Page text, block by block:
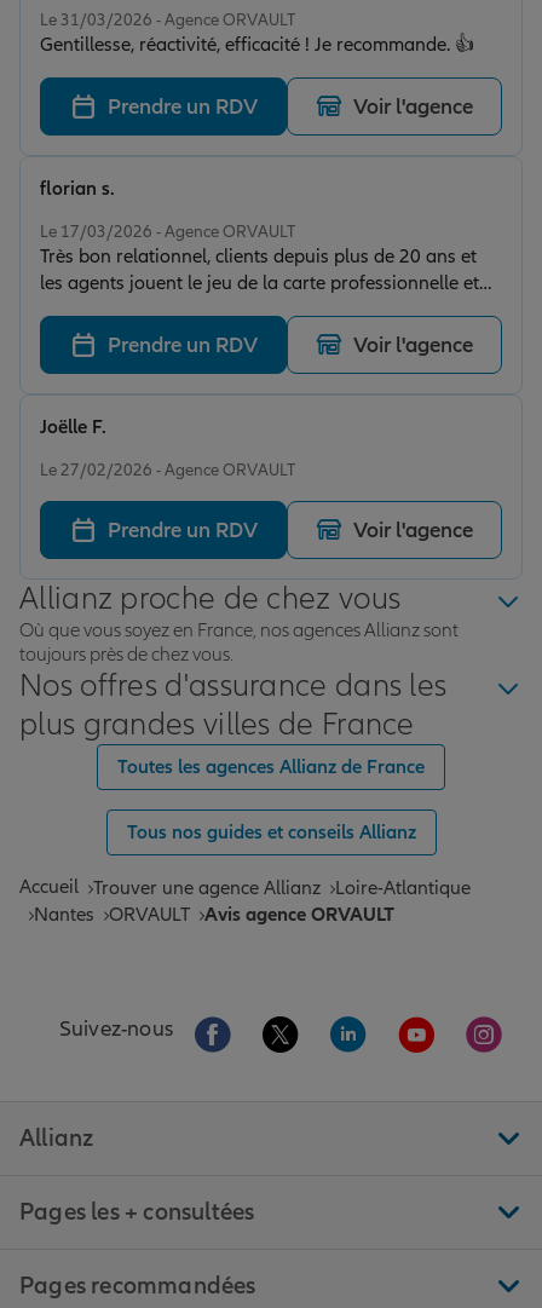
Le 31/03/2026 - Agence ORVAULT
Gentillesse, réactivité, efficacité ! Je recommande. 👍
Prendre un RDV Voir l'agence
Le 17/03/2026 - Agence ORVAULT
Très bon relationnel, clients depuis plus de 20 ans et
les agents jouent le jeu de la carte professionnelle et
de l’honnêteté, pas envie de changer pour le moment
florian s.
Prendre un RDV Voir l'agence
Le 27/02/2026 - Agence ORVAULT
Joëlle F.
Prendre un RDV Voir l'agence
Allianz proche de chez vous
Où que vous soyez en France, nos agences Allianz sont
toujours près de chez vous.
Nos offres d'assurance dans les
plus grandes villes de France
Toutes les agences Allianz de France
Tous nos guides et conseils Allianz
Accueil Trouver une agence Allianz
Loire-Atlantique
Nantes
ORVAULT Avis agence ORVAULT
Suivez-nous Aller sur la page Facebook de Allianz
Aller sur la page Twitter de
Aller sur la page
Aller sur la
Aller
Allianz
Pages les + consultées
Pages recommandées